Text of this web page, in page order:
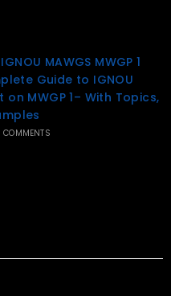
MAWGS MWGP 1
Guide to IGNOU
on MWGP 1– With Topics,
COMMENTS